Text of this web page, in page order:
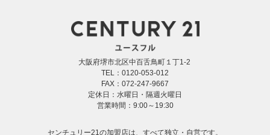
大阪府堺市北区中百舌鳥町１丁1-2
TEL：0120-053-012
FAX：072-247-9667
定休日：水曜日・隔週火曜日
営業時間：9:00～19:30
センチュリー21の加盟店は、すべて独立・自営です。